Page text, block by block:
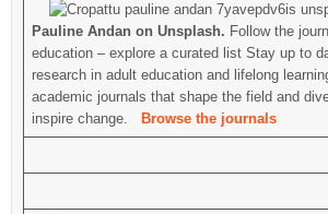
Pauline Andan on Unsplash. Follow the
education – explore a curated list Stay up to
research in adult education and lifelong
academic journals that shape the field and
inspire change.
Browse the journals